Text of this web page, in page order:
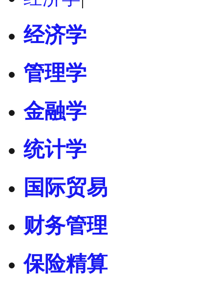
经济学
管理学
金融学
统计学
国际贸易
财务管理
保险精算